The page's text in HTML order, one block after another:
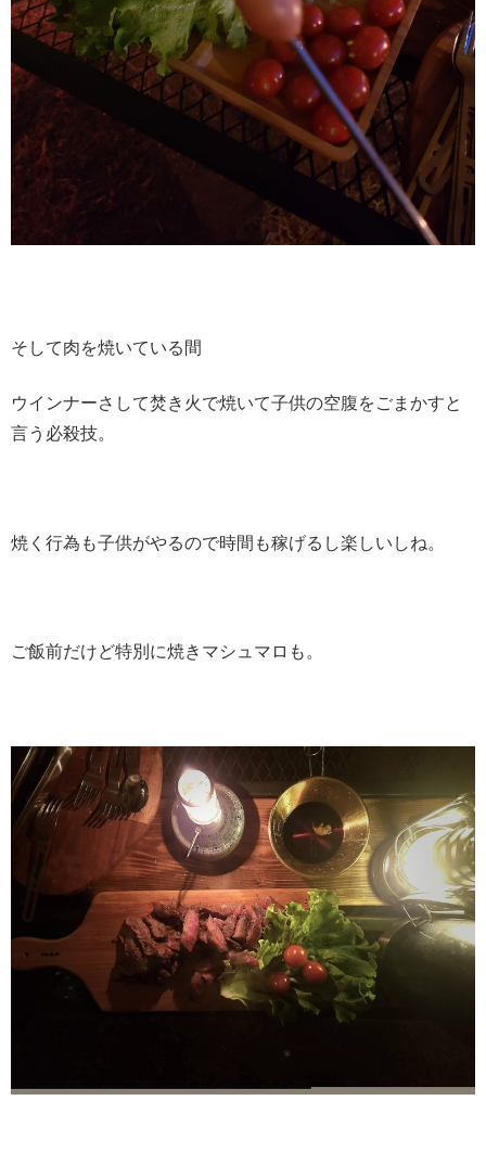
そして肉を焼いている間
ウインナーさして焚き火で焼いて子供の空腹をごまかすと
言う必殺技。
焼く行為も子供がやるので時間も稼げるし楽しいしね。
ご飯前だけど特別に焼きマシュマロも。